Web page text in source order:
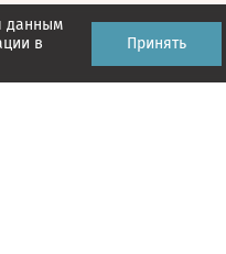
данным
в
Принять